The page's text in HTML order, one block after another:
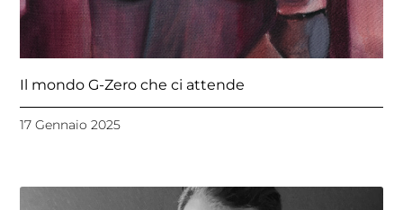
Il mondo G-Zero che ci attende
17 Gennaio 2025